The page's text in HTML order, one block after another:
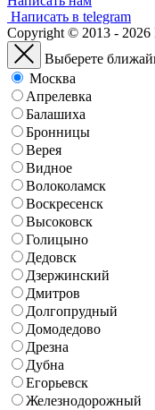
Написать в telegram
Copyright © 2013 - 2026
Выберете
Москва
Апрелевка
Балашиха
Бронницы
Верея
Видное
Волоколамск
Воскресенск
Высоковск
Голицыно
Дедовск
Дзержинский
Дмитров
Долгопрудный
Домодедово
Дрезна
Дубна
Егорьевск
Железнодорожный